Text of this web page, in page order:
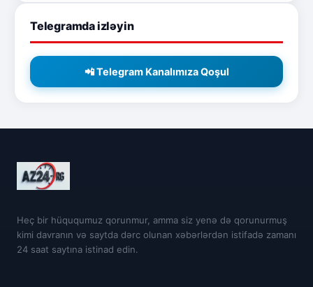
Telegramda izləyin
📲 Telegram Kanalımıza Qoşul
Heç bir hüququmuz qorunmur, amma siz yenə də qorunurmuş
kimi davranın və saytda dərc olunan xəbərlərdən istifadə zamanı
24 saat saytına istinad edin.